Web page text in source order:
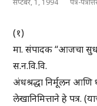
सप्टेंबर, 1, 1994 पत्र-
(१)
मा. संपादक “आजचा
स.न.वि.वि.
अंधश्रद्धा निर्मूलन
लेखानिमित्ताने हे पत्र.